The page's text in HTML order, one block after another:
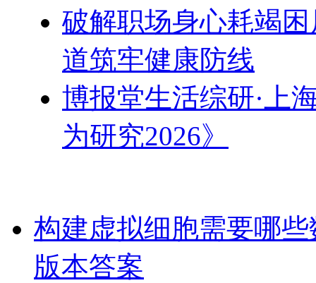
破解职场身心耗竭
道筑牢健康防线
博报堂生活综研·上
为研究2026》
构建虚拟细胞需要哪
版本答案